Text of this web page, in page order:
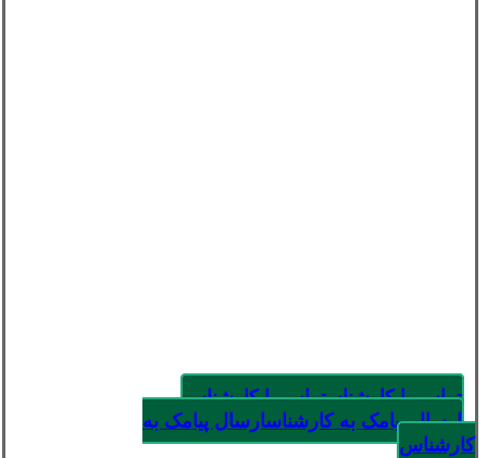
تماس با کارشناستماس با کارشناس
ارسال پیامک به کارشناسارسال پیامک به
کارشناس